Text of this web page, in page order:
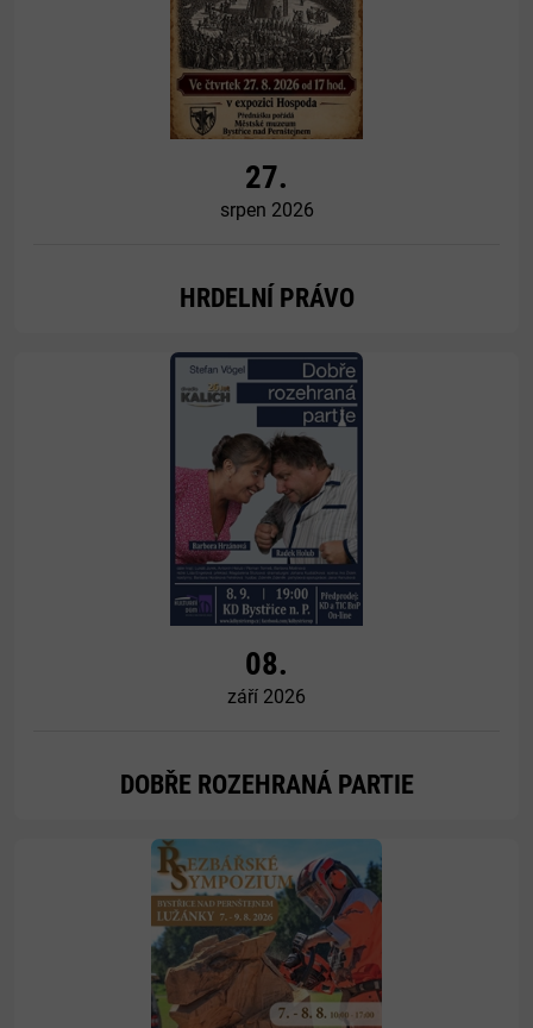
27.
srpen 2026
HRDELNÍ PRÁVO
08.
září 2026
DOBŘE ROZEHRANÁ PARTIE
Více
Více